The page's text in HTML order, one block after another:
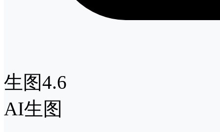
生图4.6
AI生图